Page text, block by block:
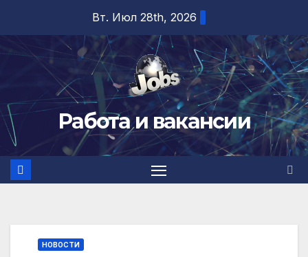
содержимому
Вт. Июл 28th, 2026
Работа и вакансии
НОВОСТИ